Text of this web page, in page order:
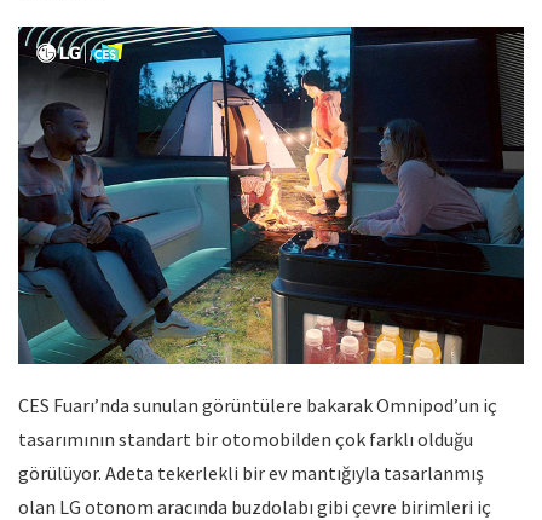
CES Fuarı’nda sunulan görüntülere bakarak Omnipod’un iç
tasarımının standart bir otomobilden çok farklı olduğu
görülüyor. Adeta tekerlekli bir ev mantığıyla tasarlanmış
olan LG otonom aracında buzdolabı gibi çevre birimleri iç